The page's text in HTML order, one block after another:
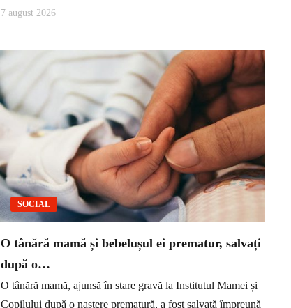
7 august 2026
SOCIAL
O tânără mamă și bebelușul ei prematur, salvați
după o…
O tânără mamă, ajunsă în stare gravă la Institutul Mamei și
Copilului după o naștere prematură, a fost salvată împreună